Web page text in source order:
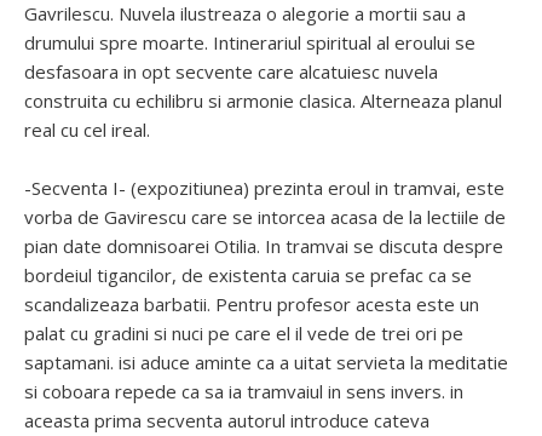
Gavrilescu. Nuvela ilustreaza o alegorie a mortii sau a
drumului spre moarte. Intinerariul spiritual al eroului se
desfasoara in opt secvente care alcatuiesc nuvela
construita cu echilibru si armonie clasica. Alterneaza planul
real cu cel ireal.
-Secventa I- (expozitiunea) prezinta eroul in tramvai, este
vorba de Gavirescu care se intorcea acasa de la lectiile de
pian date domnisoarei Otilia. In tramvai se discuta despre
bordeiul tigancilor, de existenta caruia se prefac ca se
scandalizeaza barbatii. Pentru profesor acesta este un
palat cu gradini si nuci pe care el il vede de trei ori pe
saptamani. isi aduce aminte ca a uitat servieta la meditatie
si coboara repede ca sa ia tramvaiul in sens invers. in
aceasta prima secventa autorul introduce cateva